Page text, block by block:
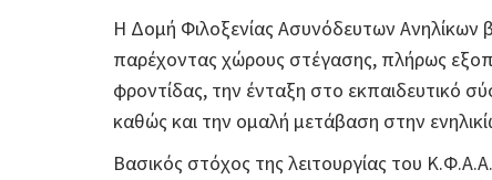
Η Δομή Φιλοξενίας Ασυνόδευτων Ανηλίκων
παρέχοντας χώρους στέγασης, πλήρως
φροντίδας, την ένταξη στο εκπαιδευτικό
καθώς και την ομαλή μετάβαση στην
Βασικός στόχος της λειτουργίας του